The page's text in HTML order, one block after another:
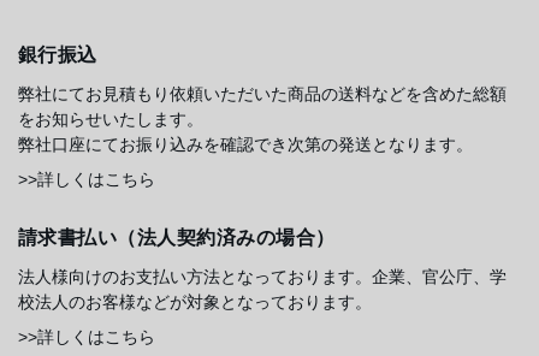
銀行振込
弊社にてお見積もり依頼いただいた商品の送料などを含めた総額
をお知らせいたします。
弊社口座にてお振り込みを確認でき次第の発送となります。
>>詳しくはこちら
請求書払い（法人契約済みの場合）
法人様向けのお支払い方法となっております。企業、官公庁、学
校法人のお客様などが対象となっております。
>>詳しくはこちら